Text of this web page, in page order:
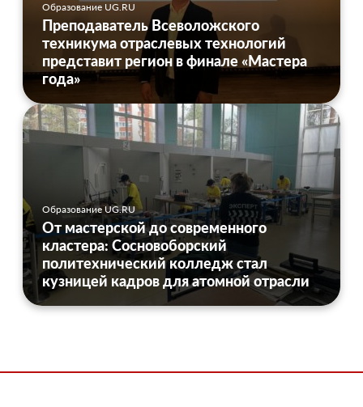
Образование UG.RU
Преподаватель Всеволожского
техникума отраслевых технологий
представит регион в финале «Мастера
года»
Образование UG.RU
От мастерской до современного
кластера: Сосновоборский
политехнический колледж стал
кузницей кадров для атомной отрасли